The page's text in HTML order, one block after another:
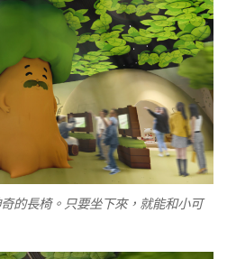
的長椅。只要坐下來，就能和小可